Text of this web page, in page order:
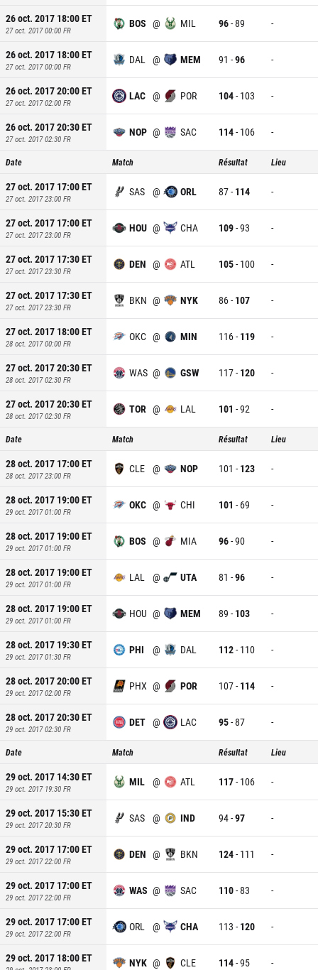
26 oct. 2017 18:00ET
27 oct. 2017 00:00 FR
BOS @ MIL 96-89 -
26 oct. 2017 18:00ET
27 oct. 2017 00:00 FR
DAL @ MEM 91 -96 -
26 oct. 2017 20:00ET
27 oct. 2017 02:00 FR
LAC @ POR 104- 103 -
26 oct. 2017 20:30ET
27 oct. 2017 02:30 FR
NOP @ SAC 114- 106 -
Date Match Résultat Lieu
27 oct. 2017 17:00ET
27 oct. 2017 23:00 FR
SAS @ ORL 87- 114 -
27 oct. 2017 17:00ET
27 oct. 2017 23:00 FR
HOU @ CHA 109-93 -
27 oct. 2017 17:30ET
27 oct. 2017 23:30 FR
DEN @ ATL 105- 100 -
27 oct. 2017 17:30ET
27 oct. 2017 23:30 FR
BKN @ NYK 86- 107 -
27 oct. 2017 18:00ET
28 oct. 2017 00:00 FR
OKC @ MIN 116- 119 -
27 oct. 2017 20:30ET
28 oct. 2017 02:30 FR
WAS @ GSW 117- 120 -
27 oct. 2017 20:30ET
28 oct. 2017 02:30 FR
TOR @ LAL 101 -92 -
Date Match Résultat Lieu
28 oct. 2017 17:00ET
28 oct. 2017 23:00 FR
CLE @ NOP 101 - 123 -
28 oct. 2017 19:00ET
29 oct. 2017 01:00 FR
OKC @ CHI 101 - 69 -
28 oct. 2017 19:00ET
29 oct. 2017 01:00 FR
BOS @ MIA 96-90 -
28 oct. 2017 19:00ET
29 oct. 2017 01:00 FR
LAL @ UTA 81 -96 -
28 oct. 2017 19:00ET
29 oct. 2017 01:00 FR
HOU @ MEM 89 - 103 -
28 oct. 2017 19:30ET
29 oct. 2017 01:30 FR
PHI @ DAL 112- 110 -
28 oct. 2017 20:00ET
29 oct. 2017 02:00 FR
PHX @ POR 107- 114 -
28 oct. 2017 20:30ET
29 oct. 2017 02:30 FR
DET @ LAC 95-87 -
Date Match Résultat Lieu
29 oct. 2017 14:30ET
29 oct. 2017 19:30 FR
MIL @ ATL 117- 106 -
29 oct. 2017 15:30ET
29 oct. 2017 20:30 FR
SAS @ IND 94-97 -
29 oct. 2017 17:00ET
29 oct. 2017 22:00 FR
DEN @ BKN 124- 111 -
29 oct. 2017 17:00ET
29 oct. 2017 22:00 FR
WAS @ SAC 110-83 -
29 oct. 2017 17:00ET
29 oct. 2017 22:00 FR
ORL @ CHA 113 - 120 -
29 oct. 2017 18:00ET NYK @ CLE 114-95 -